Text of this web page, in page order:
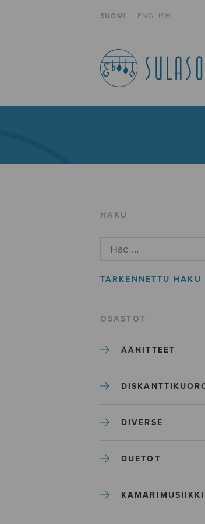
SUOMI ENGLISH
HAKU
TARKENNETTU HAKU
OSASTOT
ÄÄNITTEET
DIVERSE
DUETOT
KAMARIMUSIIKKI